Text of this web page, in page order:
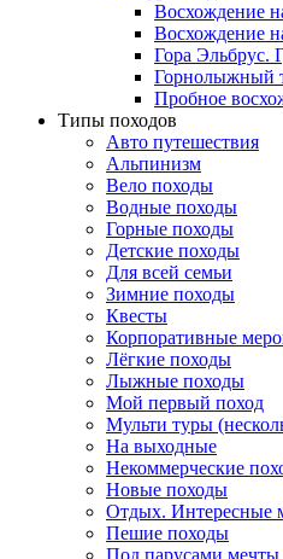
Восхождение
Восхождение
Гора Эльбрус.
Горнолыжный
Пробное
Типы походов
Авто путешествия
Альпинизм
Вело походы
Водные походы
Горные походы
Детские походы
Для всей семьи
Зимние походы
Квесты
Корпоративные
Лёгкие походы
Лыжные походы
Мой первый поход
Мульти туры
На выходные
Некоммерческие
Новые походы
Отдых. Интересные
Пешие походы
Под парусами мечты